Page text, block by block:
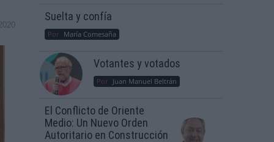
Suelta y confía
Por María Comesaña
Votantes y votados
Por Juan Manuel Beltrán
El Conflicto de Oriente
Medio: Un Nuevo Orden
Autoritario en Construcción